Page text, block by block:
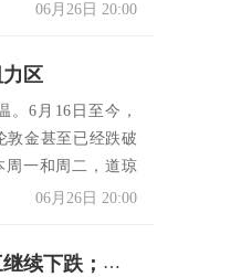
06月26日 20:00
力区
6月16日至今，
敦金甚至已经跌破
周一和周二，道琼
06月26日 20:00
资讯：美联储降息的预期增强，美元周三继续下跌；金价企稳在3300之上，但上方压力不容小觑